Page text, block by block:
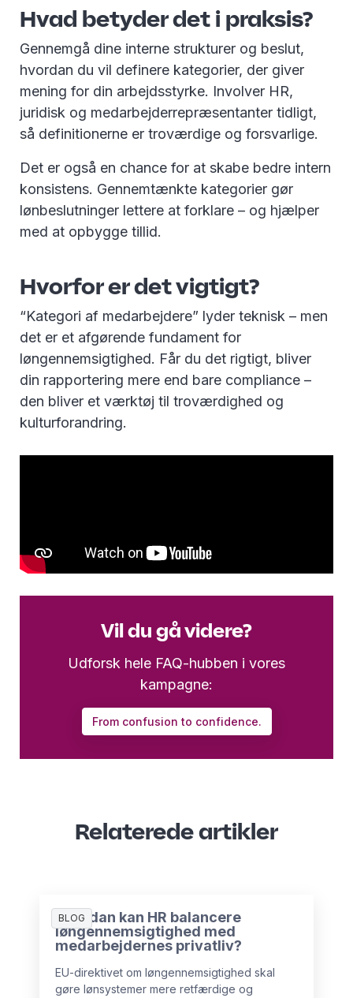
Hvad betyder det i praksis?
Gennemgå dine interne strukturer og beslut,
hvordan du vil definere kategorier, der giver
mening for din arbejdsstyrke. Involver HR,
juridisk og medarbejderrepræsentanter tidligt,
så definitionerne er troværdige og forsvarlige.
Det er også en chance for at skabe bedre intern
konsistens. Gennemtænkte kategorier gør
lønbeslutninger lettere at forklare – og hjælper
med at opbygge tillid.
Hvorfor er det vigtigt?
“Kategori af medarbejdere” lyder teknisk – men
det er et afgørende fundament for
løngennemsigtighed. Får du det rigtigt, bliver
din rapportering mere end bare compliance –
den bliver et værktøj til troværdighed og
kulturforandring.
Vil du gå videre?
Udforsk hele FAQ-hubben i vores
kampagne:
From confusion to confidence.
Relaterede artikler
BLOG
Hvordan kan HR balancere
løngennemsigtighed med
medarbejdernes privatliv?
EU-direktivet om løngennemsigtighed skal
gøre lønsystemer mere retfærdige og